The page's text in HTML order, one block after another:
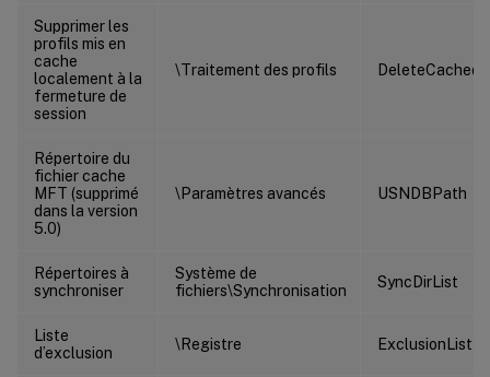
Supprimer les
profils mis en
cache
localement à la
fermeture de
session
\Traitement des profils
Répertoire du
fichier cache
MFT (supprimé
dans la version
5.0)
\Paramètres avancés USNDBPath
Répertoires à
synchroniser
Système de
fichiers\Synchronisation
SyncDirList
Liste
d’exclusion
\Registre